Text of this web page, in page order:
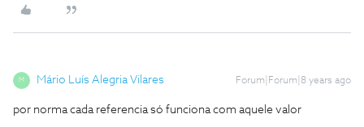
M Mário Luís Alegria Vilares Forum|Forum|8 years ago
por norma cada referencia só funciona com aquele valor